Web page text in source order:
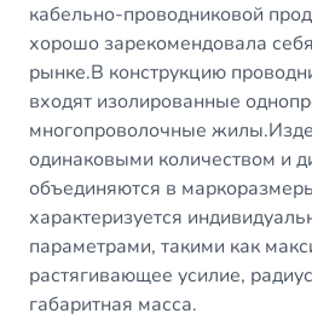
кабельно-проводниковой
хорошо зарекомендовала
рынке.В конструкцию
входят изолированные
многопроволочные
одинаковыми количеством и
объединяются в
характеризуется
параметрами, такими как
растягивающее усилие,
габаритная масса.